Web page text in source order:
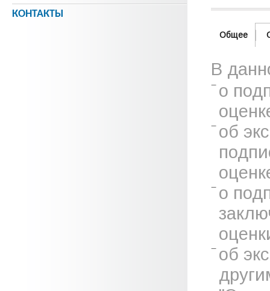
Общее
В
о
об
о
об
КОНТАКТЫ